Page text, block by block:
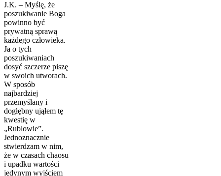
J.K. – Myślę, że
poszukiwanie Boga
powinno być
prywatną sprawą
każdego człowieka.
Ja o tych
poszukiwaniach
dosyć szczerze piszę
w swoich utworach.
W sposób
najbardziej
przemyślany i
dogłębny ująłem tę
kwestię w
„Rublowie”.
Jednoznacznie
stwierdzam w nim,
że w czasach chaosu
i upadku wartości
jedynym wyjściem